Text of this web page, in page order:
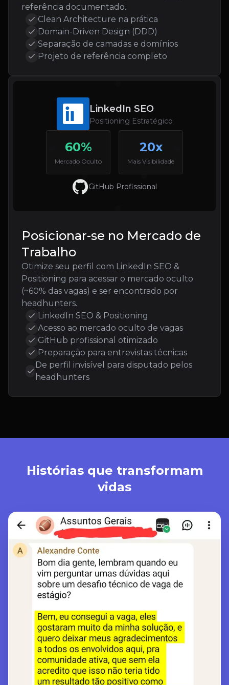
referência documentado.
Clean Architecture na prática
Domain-Driven Design (DDD)
Separação de camadas e domínios
Projeto de referência completo
LinkedIn SEO
Positioning Estratégico
60%
Mercado Oculto
20x
Mais Visibilidade
GitHub Profissional
Posicionar-se no Mercado de
Trabalho
Otimize seu perfil com LinkedIn SEO &
Positioning para acessar o mercado oculto
(~60% das vagas) e ser encontrado por
headhunters.
LinkedIn SEO & Positioning
Acesso ao mercado oculto de vagas
GitHub profissional otimizado
Preparação para entrevistas técnicas
De perfil invisível para disputado pelos
headhunters
Histórias que transformam
vidas